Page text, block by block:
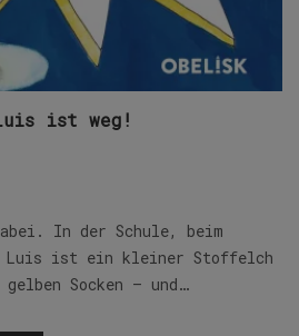
ist weg!
In der Schule, beim
Luis ist ein kleiner Stoffelch
Socken – und…